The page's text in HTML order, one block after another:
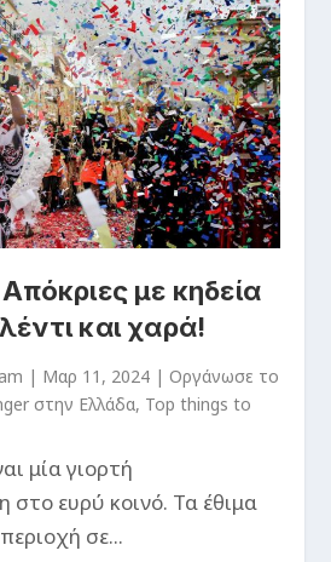
με κηδεία
και χαρά!
| Μαρ 11, 2024 |Oργάνωσε το
στην Ελλάδα, Top things to
μία γιορτή
στο ευρύ κοινό. Τα έθιμα
σε...